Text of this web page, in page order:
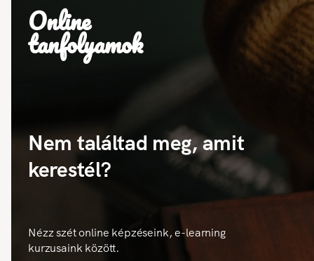
Online
tanfolyamok
Nem találtad meg, amit
kerestél?
Nézz szét online képzéseink, e-learning
kurzusaink között.